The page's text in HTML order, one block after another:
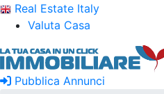
Real Estate Italy
Valuta Casa
Pubblica Annunci